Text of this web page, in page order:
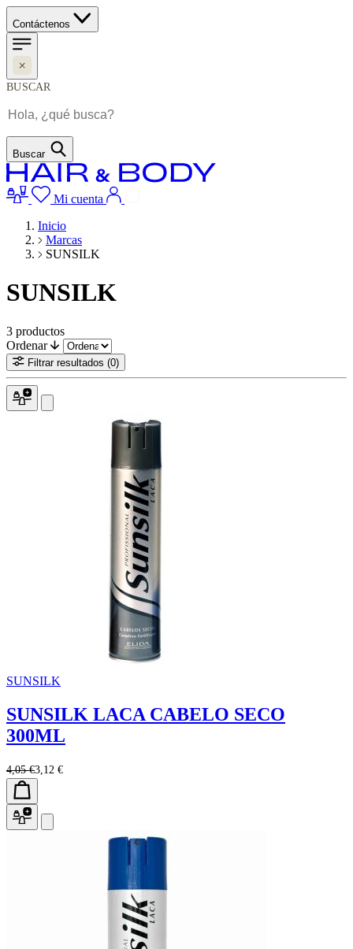
Contáctenos
BUSCAR
Buscar
Mi cuenta
Inicio
Marcas
SUNSILK
SUNSILK
3 productos
Ordenar
Filtrar resultados (0)
SUNSILK
SUNSILK LACA CABELO SECO
300ML
4,05 €3,12 €